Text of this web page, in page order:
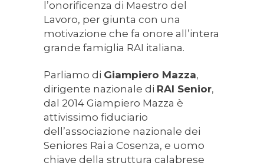
l’onorificenza di Maestro del
Lavoro, per giunta con una
motivazione che fa onore all’intera
grande famiglia RAI italiana.
Parliamo di Giampiero Mazza,
dirigente nazionale di RAI Senior,
dal 2014 Giampiero Mazza è
attivissimo fiduciario
dell’associazione nazionale dei
Seniores Rai a Cosenza, e uomo
chiave della struttura calabrese